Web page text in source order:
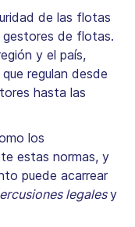
de las flotas
gestores de flotas.
y el país,
regulan desde
hasta las
los
estas normas, y
puede acarrear
legalesy